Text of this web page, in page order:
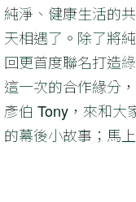
純淨、健康生活的
天相遇了。除了將
回更首度聯名打造
這一次的合作緣分
彥伯 Tony，來和大
的幕後小故事；馬